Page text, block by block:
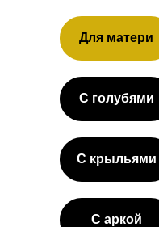
Для матери
С голубями
С аркой
С крыльями